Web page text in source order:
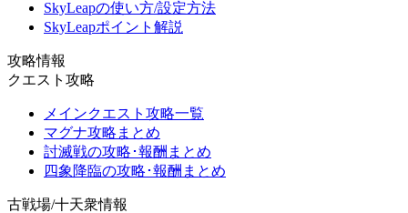
SkyLeapの使い方/設定方法
SkyLeapポイント解説
攻略情報
クエスト攻略
メインクエスト攻略一覧
マグナ攻略まとめ
討滅戦の攻略･報酬まとめ
四象降臨の攻略･報酬まとめ
古戦場/十天衆情報